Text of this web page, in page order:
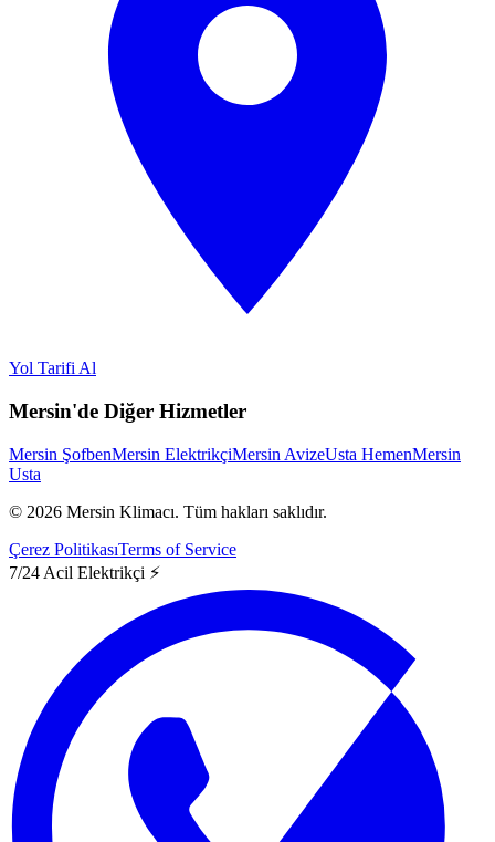
Yol Tarifi Al
Mersin'de Diğer Hizmetler
Mersin ŞofbenMersin ElektrikçiMersin AvizeUsta HemenMersin
Usta
© 2026 Mersin Klimacı. Tüm hakları saklıdır.
Çerez PolitikasıTerms of Service
7/24 Acil Elektrikçi ⚡